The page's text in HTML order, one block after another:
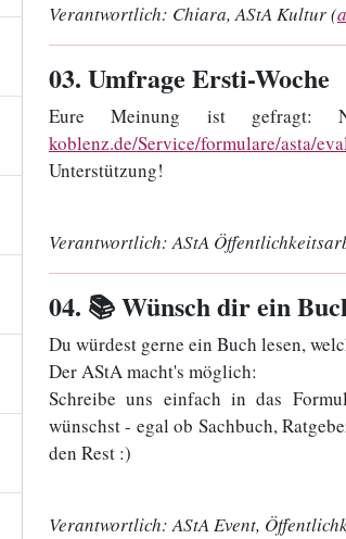
Verantwortlich: Chiara, AStA Kultur (
03. Umfrage Ersti-Woche
Eure Meinung ist gefragt:
koblenz.de/Service/formulare/asta/
Unterstützung!
Verantwortlich:AStA
04. 📚 Wünsch dir ein
Du würdest gerne ein Buch lesen,
Der AStA macht's möglich:
Schreibe uns einfach in das
wünschst - egal ob Sachbuch,
den Rest :)
Verantwortlich:AStA Event,